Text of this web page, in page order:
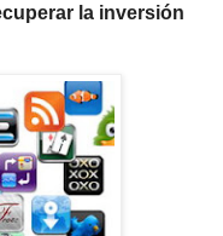
la inversión